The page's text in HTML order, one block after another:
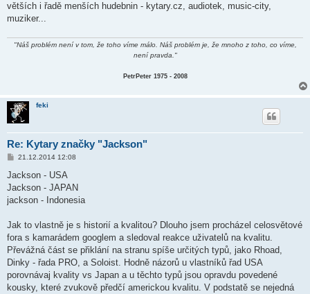
p
ě
k
větších i řadě menších hudebnin - kytary.cz, audiotek, music-city,
muziker...
"Náš problém není v tom, že toho víme málo. Náš problém je, že mnoho z toho, co víme,
není pravda."
PetrPeter 1975 - 2008
feki
Re: Kytary značky "Jackson"
P
í
p
ě
k
21.12.2014 12:08
Jackson - USA
Jackson - JAPAN
jackson - Indonesia
Jak to vlastně je s historií a kvalitou? Dlouho jsem procházel celosvětové
fora s kamarádem googlem a sledoval reakce uživatelů na kvalitu.
Převážná část se přiklání na stranu spíše určitých typů, jako Rhoad,
Dinky - řada PRO, a Soloist. Hodně názorů u vlastníků řad USA
porovnávaj kvality vs Japan a u těchto typů jsou opravdu povedené
kousky, které zvukově předčí americkou kvalitu. V podstatě se nejedná